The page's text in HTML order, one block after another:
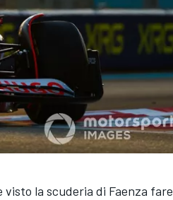
la scuderia di Faenza fare